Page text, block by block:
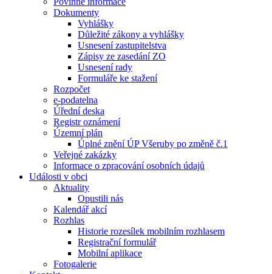
Dokumenty
Vyhlášky
Důležité zákony a vyhlášky
Usnesení zastupitelstva
Zápisy ze zasedání ZO
Usnesení rady
Formuláře ke stažení
Rozpočet
e-podatelna
Úřední deska
Registr oznámení
Územní plán
Úplné znění ÚP Všeruby po změně č.1
Veřejné zakázky
Informace o zpracování osobních údajů
Události v obci
Aktuality
Opustili nás
Kalendář akcí
Rozhlas
Historie rozesílek mobilním rozhlasem
Registrační formulář
Mobilní aplikace
Fotogalerie